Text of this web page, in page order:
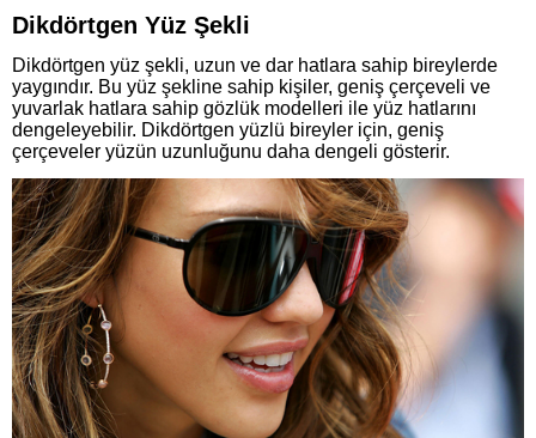
Dikdörtgen Yüz Şekli
Dikdörtgen yüz şekli, uzun ve dar hatlara sahip bireylerde
yaygındır. Bu yüz şekline sahip kişiler, geniş çerçeveli ve
yuvarlak hatlara sahip gözlük modelleri ile yüz hatlarını
dengeleyebilir. Dikdörtgen yüzlü bireyler için, geniş
çerçeveler yüzün uzunluğunu daha dengeli gösterir.